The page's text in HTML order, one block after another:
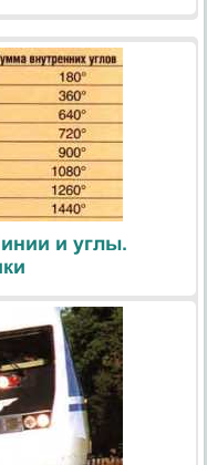
и углы.